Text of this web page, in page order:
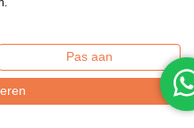
Pas aan